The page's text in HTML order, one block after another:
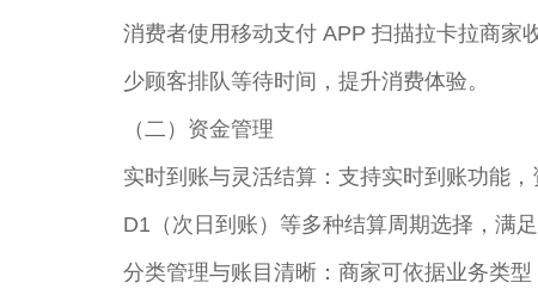
消费者使用移动支付 APP 扫描拉卡拉商家
少顾客排队等待时间，提升消费体验。​
（二）资金管理​
实时到账与灵活结算：支持实时到账功能
D1（次日到账）等多种结算周期选择，满
分类管理与账目清晰：商家可依据业务类